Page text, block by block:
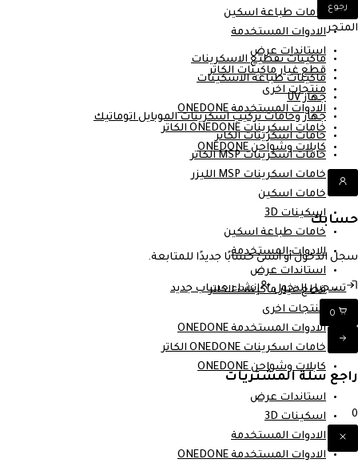
رجوع
المتجر
ماكينات تقطيع الاسكرينات
ماكينات طباعة الاسكينات
جهاز UV
جهاز وخامات تركيب اسكرينات الموبايل اتوماتيك
خامات اسكرينات الكاتر
خامات اسكرينات MSP الكاتر
خامات اسكرينات MSP الليزر
خامات اسكين
اسكينات 3D
خامات طباعة اسكين
الادوات المستخدمة
استاندات عرض
قطع غيار ماكينات الكاتر
منتجات اخرى
الادوات المستخدمة ONEDONE
خامات اسكرينات ONEDONE الكاتر
كابلات وشواحن ONEDONE
استاندات عرض
اسكينات 3D
الادوات المستخدمة
الادوات المستخدمة ONEDONE
خامات طباعة اسكين
الادوات المستخدمة
استاندات عرض
قطع غيار ماكينات الكاتر
منتجات اخرى
الادوات المستخدمة ONEDONE
خامات اسكرينات ONEDONE الكاتر
كابلات وشواحن ONEDONE
حسابك
سجل الدخول أو أنشئ حسابًا جديدًا للمتابعة.
تسجيل الدخول إنشاء حساب جديد
0
راجع سلة المشتريات
0